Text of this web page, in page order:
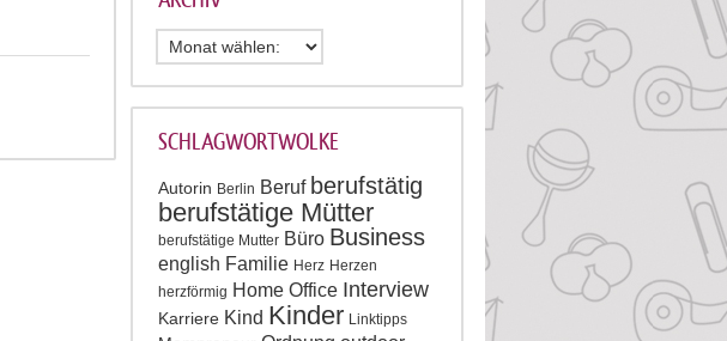
SCHLAGWORTWOLKE
Autorin Berlin Beruf berufstätig
berufstätige Mütter
berufstätige Mutter Büro Business
english Familie Herz Herzen
herzförmig Home Office Interview
Karriere Kind Kinder Linktipps